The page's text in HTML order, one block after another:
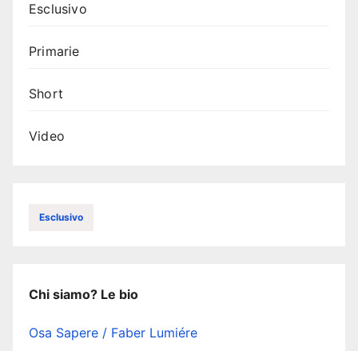
Esclusivo
Primarie
Short
Video
Esclusivo
Chi siamo? Le bio
Osa Sapere / Faber Lumiére